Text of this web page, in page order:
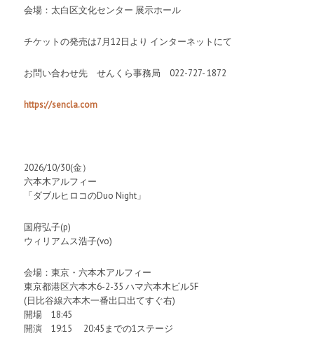
会場：太白区文化センター 展示ホール
チケットの発売は7月12日より インターネットにて
お問い合わせ先 せんくら事務局 022-727- 1872
https://sencla.com
2026/10/30(金）
六本木アルフィー
「ダブルヒロコのDuo Night」
国府弘子(p)
ウィリアムス浩子(vo)
会場：東京・六本木アルフィー
東京都港区六本木6-2-35 ハマ六本木ビル5F
(日比谷線六本木一番出口出てすぐ右)
開場 18:45
開演 19:15 20:45までの1ステージ